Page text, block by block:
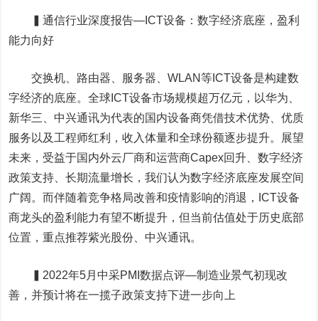
▍通信行业深度报告—ICT设备：数字经济底座，盈利
能力向好
交换机、路由器、服务器、WLAN等ICT设备是构建数
字经济的底座。全球ICT设备市场规模超万亿元，以华为、
新华三、 中兴通讯为代表的国内设备商凭借技术优势、优质
服务以及工程师红利，收入体量和全球份额逐步提升。展望
未来，受益于国内外云厂商和运营商Capex回升、数字经济
政策支持、长期流量增长，我们认为数字经济底座发展空间
广阔。而伴随着竞争格局改善和疫情影响的消退，ICT设备
商龙头的盈利能力有望不断提升，但当前估值处于历史底部
位置，重点推荐紫光股份 、中兴通讯。
▍2022年5月中采PMI数据点评—制造业景气初现改
善，并预计将在一揽子政策支持下进一步向上